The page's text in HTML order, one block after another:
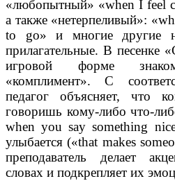
«любопытный» «when I feel
а также «нетерпеливый»:
to go» и многие другие
прилагательные. В песенке
игровой форме
«комплимент». С
педагог объясняет, что
говоришь кому-либо что-
when you say something
улыбается («that makes
преподаватель делает
словах и подкрепляет их